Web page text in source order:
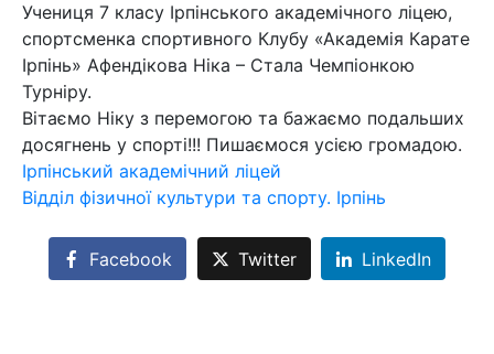
Учениця 7 класу Ірпінського академічного ліцею,
спортсменка спортивного Клубу «Академія Карате
Ірпінь» Афендікова Ніка – Стала Чемпіонкою
Турніру.
Вітаємо Ніку з перемогою та бажаємо подальших
досягнень у спорті!!! Пишаємося усією громадою.
Ірпінський академічний ліцей
Відділ фізичної культури та спорту. Ірпінь
Facebook Twitter LinkedIn